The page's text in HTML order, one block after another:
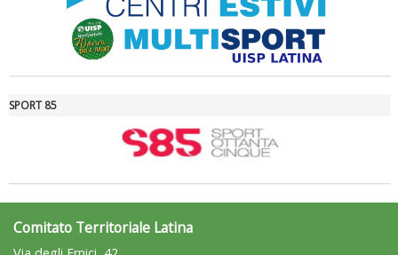
Ddl Lobby, Uisp: “Il Parlamento valorizzi le nostre specificità"
SPORT 85
Comitato Territoriale Latina